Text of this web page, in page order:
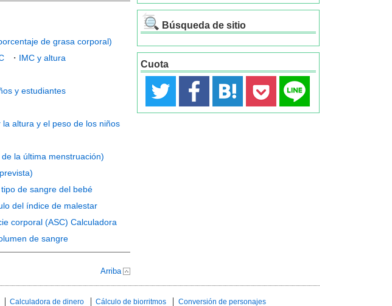
de grasa corporal)
・ IMC y altura
y estudiantes
la altura y el peso de los niños
la última menstruación)
de sangre del bebé
del índice de malestar
corporal (ASC) Calculadora
de sangre
Arriba
Búsqueda de sitio
Cuota
Calculadora de dinero Cálculo de biorritmos Conversión de personajes